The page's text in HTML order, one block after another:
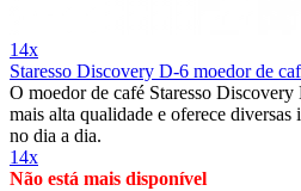
14x
Staresso Discovery D-6 moedor de
O moedor de café Staresso
mais alta qualidade e oferece diversas
no dia a dia.
14x
Não está mais disponível